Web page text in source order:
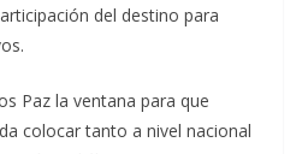
del destino para
Paz la ventana para que
colocar tanto a nivel nacional